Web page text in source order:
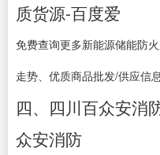
质货源-百度爱
免费查询更多新能源储能防
走势、优质商品批发/供应信
四、四川百众安消
众安消防